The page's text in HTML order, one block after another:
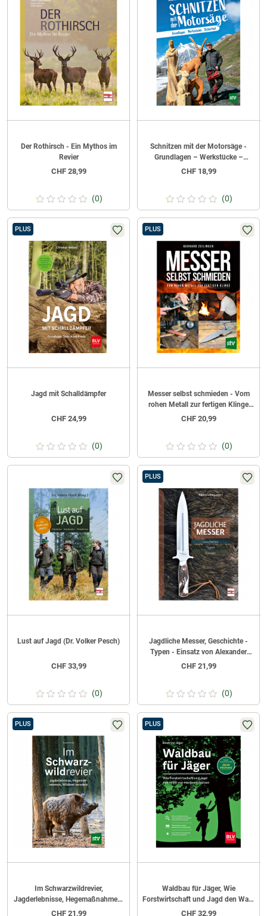
Der Rothirsch - Ein Mythos im
Revier
CHF28,99
(0)
Schnitzen mit der Motorsäge -
Grundlagen – Werkstücke –
Sicherheit von Helmut Tschiderer
CHF18,99
(0)
PLUS
Jagd mit Schalldämpfer
CHF24,99
(0)
PLUS
Messer selbst schmieden - Vom
rohen Metall zur fertigen Klinge
(Gerhard Zeilinger)
CHF20,99
(0)
Lust auf Jagd (Dr. Volker Pesch)
CHF33,99
(0)
PLUS
Jagdliche Messer, Geschichte -
Typen - Einsatz von Alexander
Losert
CHF21,99
(0)
PLUS
Im Schwarzwildrevier,
Jagderlebnisse, Hegemaßnahmen,
Wildbret veredeln von Ronald
CHF21,99
PLUS
Waldbau für Jäger, Wie
Forstwirtschaft und Jagd den Wald
von morgen schützen von Beatrice
CHF32,99